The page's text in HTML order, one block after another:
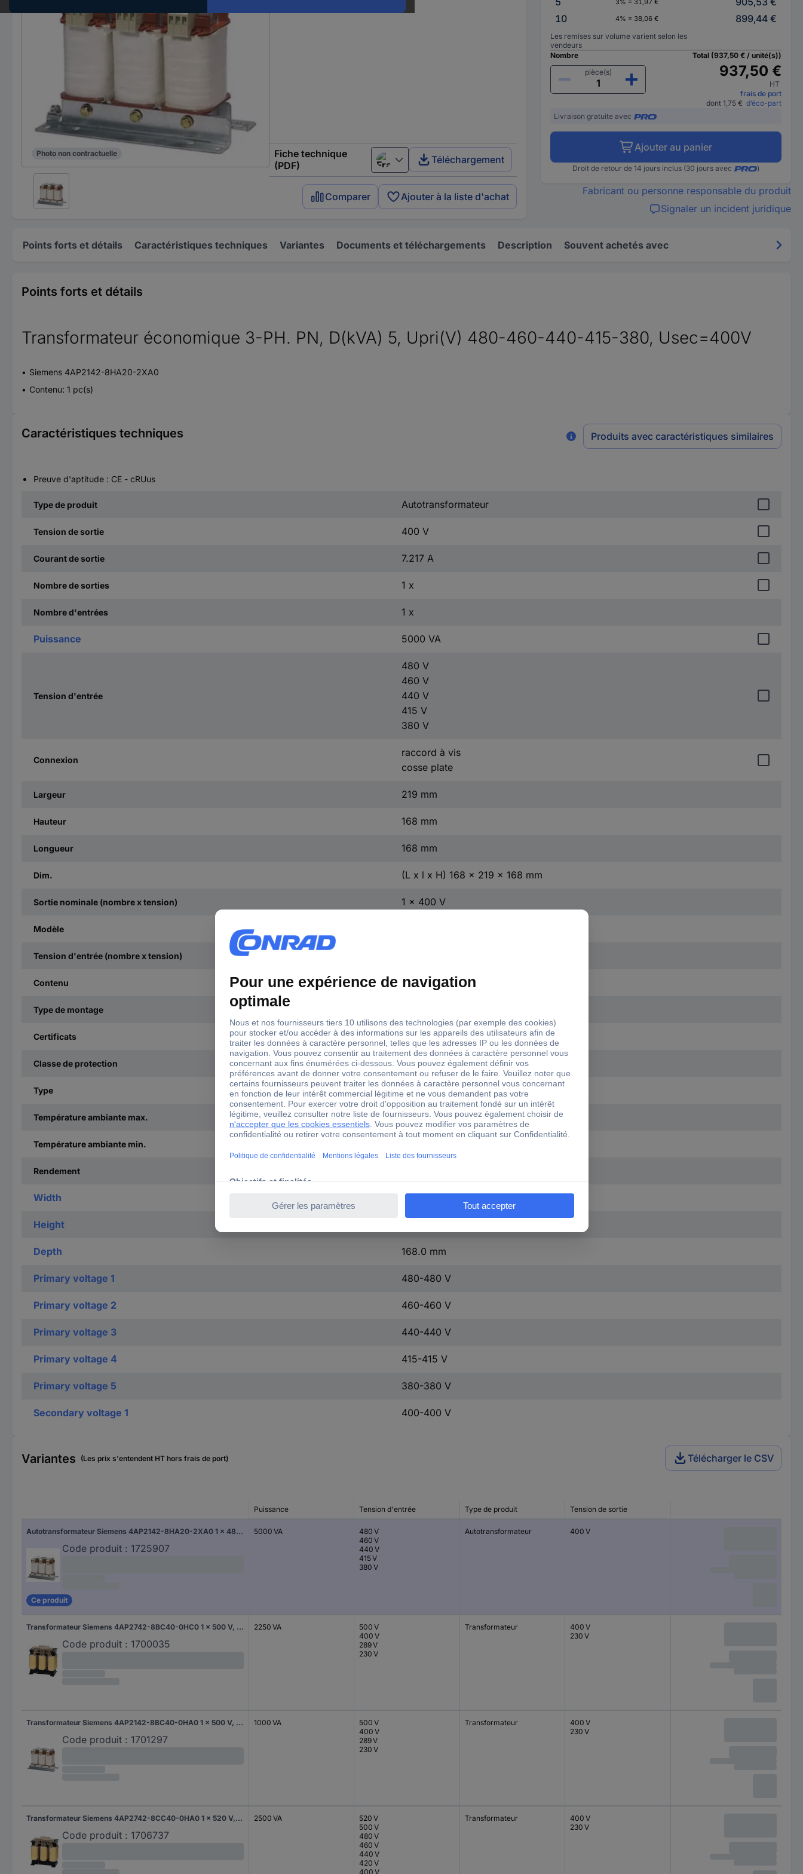
Photo non contractuelle
Fiche technique
(PDF)
Français Téléchargement
Comparer Ajouter à la liste d'achat
3% = 31,97 €
10
4% = 38,06 € 899,44 €
Les remises sur volume varient selon les
vendeurs
Nombre
pièce(s)
Total (937,50 € / unité(s))
937,50 €
HT
frais de port
dont 1,75 € d’éco-part
Livraison gratuite avec
Ajouter au panier
Droit de retour de 14 jours inclus (30 jours avec )
Fabricant ou personne responsable du produit
Signaler un incident juridique
Points forts et détails Caractéristiques techniques Variantes Documents et téléchargements Description Souvent achetés avec
Points forts et détails
Transformateur économique 3-PH. PN, D(kVA) 5, Upri(V) 480-460-440-415-380, Usec=400V
Siemens 4AP2142-8HA20-2XA0
Contenu: 1 pc(s)
Caractéristiques techniques Produits avec caractéristiques similaires
Preuve d'aptitude : CE - cRUus
Type de produit Autotransformateur
Tension de sortie 400 V
Courant de sortie 7.217 A
Nombre de sorties 1 x
Nombre d'entrées 1 x
Puissance 5000 VA
Tension d'entrée
480 V
460 V
440 V
415 V
380 V
Connexion
raccord à vis
cosse plate
Largeur 219 mm
Hauteur 168 mm
Longueur 168 mm
Dim. (L x l x H) 168 x 219 x 168 mm
Sortie nominale (nombre x tension) 1 x 400 V
Modèle
Tension d'entrée (nombre x tension)
Contenu 1 pc(s)
Type de montage
Certificats cRUus
Classe de protection IP00
Type 4AP2142-8HA20-2XA0
Température ambiante max. +50 °C
Température ambiante min.
Rendement
Width 219.0 m
Height
Depth 168.0 mm
Primary voltage 1 480-480 V
Primary voltage 2 460-460 V
Primary voltage 3 440-440 V
Primary voltage 4 415-415 V
Primary voltage 5 380-380 V
Secondary voltage 1 400-400 V
Variantes (Les prix s'entendent HT hors frais de port) Télécharger le CSV
Puissance Tension d'entrée Type de produit Tension de sortie
Autotransformateur Siemens 4AP2142-8HA20-2XA0 1 x 480 V, 460 V, 440 V, 415 V, 380 V 1 x 400 V 5000 VA 7.217 A 1 pc(s)
Code produit : 1725907
Ce produit
5000 VA
480 V
460 V
440 V
415 V
380 V
Autotransformateur 400 V
Transformateur Siemens 4AP2742-8BC40-0HC0 1 x 500 V, 400 V, 289 V, 230 V 1 x 400 V, 230 V 2250 VA 1 pc(s)
Code produit : 1700035
2250 VA
500 V
400 V
289 V
230 V
Transformateur
400 V
230 V
Transformateur Siemens 4AP2142-8BC40-0HA0 1 x 500 V, 400 V, 289 V, 230 V 1 x 400 V, 230 V 1000 VA 1 pc(s)
Code produit : 1701297
1000 VA
500 V
400 V
289 V
230 V
Transformateur
400 V
230 V
Transformateur Siemens 4AP2742-8CC40-0HA0 1 x 520 V, 500 V, 480 V, 460 V, 440 V, 420 V, 400 V, 380 V, 360 V 1 x 400 V, 230 V 2500 VA 1 pc(s)
Code produit : 1706737
2500 VA
520 V
500 V
480 V
460 V
440 V
420 V
400 V
Transformateur
400 V
230 V